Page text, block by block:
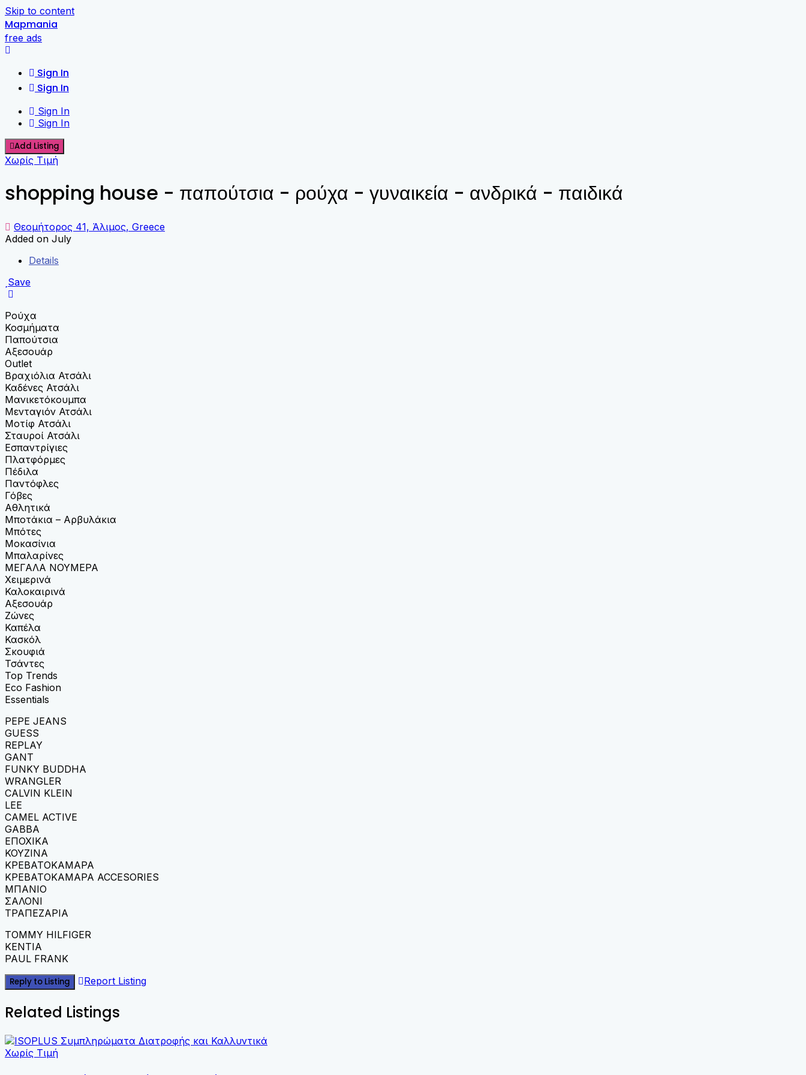
Skip to content
Mapmania
free ads
Sign In
Sign In
Sign In
Sign In
Add Listing
Χωρίς Τιμή
shopping house - παπούτσια - ρούχα - γυναικεία - ανδρικά - παιδικά
Θεομήτορος 41, Άλιμος, Greece
Added on July
Details
Save
Ρούχα
Κοσμήματα
Παπούτσια
Αξεσουάρ
Outlet
Βραχιόλια Ατσάλι
Καδένες Ατσάλι
Μανικετόκουμπα
Μενταγιόν Ατσάλι
Μοτίφ Ατσάλι
Σταυροί Ατσάλι
Εσπαντρίγιες
Πλατφόρμες
Πέδιλα
Παντόφλες
Γόβες
Αθλητικά
Μποτάκια – Αρβυλάκια
Μπότες
Μοκασίνια
Μπαλαρίνες
ΜΕΓΑΛΑ ΝΟΥΜΕΡΑ
Χειμερινά
Καλοκαιρινά
Αξεσουάρ
Ζώνες
Καπέλα
Κασκόλ
Σκουφιά
Τσάντες
Top Trends
Eco Fashion
Essentials
PEPE JEANS
GUESS
REPLAY
GANT
FUNKY BUDDHA
WRANGLER
CALVIN KLEIN
LEE
CAMEL ACTIVE
GABBA
ΕΠΟΧΙΚΑ
ΚΟΥΖΙΝΑ
ΚΡΕΒΑΤΟΚΑΜΑΡΑ
ΚΡΕΒΑΤΟΚΑΜΑΡΑ ACCESORIES
ΜΠΑΝΙΟ
ΣΑΛΟΝΙ
ΤΡΑΠΕΖΑΡΙΑ
TOMMY HILFIGER
KENTIA
PAUL FRANK
Reply to Listing Report Listing
Related Listings
Χωρίς Τιμή